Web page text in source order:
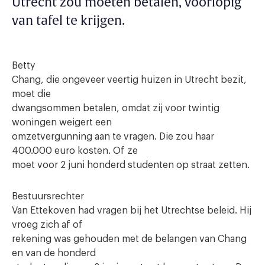
van tafel te krijgen.
Betty
Chang, die ongeveer veertig huizen in Utrecht bezit,
moet die
dwangsommen betalen, omdat zij voor twintig
woningen weigert een
omzetvergunning aan te vragen. Die zou haar
400.000 euro kosten. Of ze
moet voor 2 juni honderd studenten op straat zetten.
Bestuursrechter
Van Ettekoven had vragen bij het Utrechtse beleid. Hij
vroeg zich af of
rekening was gehouden met de belangen van Chang
en van de honderd